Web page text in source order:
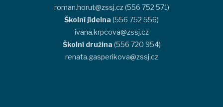
roman.horut@zssj.cz (556 752 571)
Školní jídelna (556 752 556)
ivana.krpcova@zssj.cz
Školní družina (556 720 954)
renata.gasperikova@zssj.cz